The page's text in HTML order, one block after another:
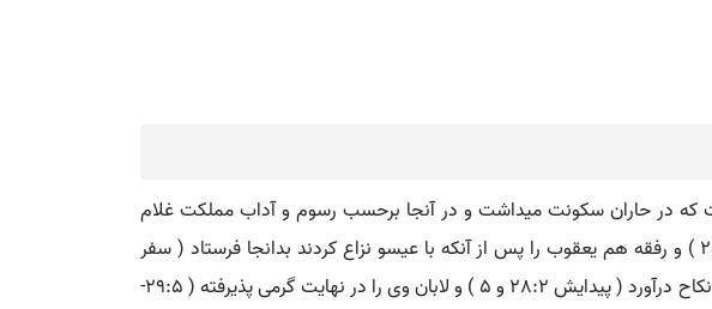
است که در حاران سکونت میداشت و در آنجا برحسب رسوم و آداب مملکت غلام
رفقه را با اسحاق فراهم کرد ( سفر پیدایش 24:29-59 و 25:20 ) و رفقه هم یعقوب را پس از آنکه با عیسو نزاع کردند بدانجا فرستاد ( سفر
پیدایش 27: و 23 ) و اسحاق پسر خود را وصیت فرمود که زوجه ای از برای خود از دختران لابان به حباله نکاح درآورد ( پیدایش 28:2 و 5 ) و لابان وی را در نهایت گرمی پذیرفته ( 29:5-